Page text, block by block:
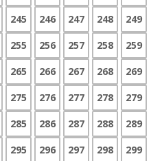
245 246 247 248
249
255 256 257 258
259
265 266 267 268
269
275 276 277 278
279
285 286 287 288
289
295 296 297 298
299